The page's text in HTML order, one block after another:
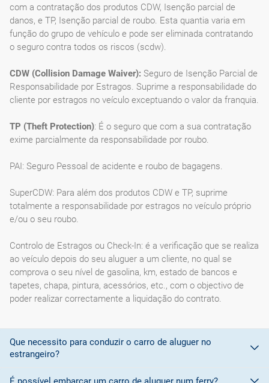
com a contratação dos produtos CDW, Isenção parcial de
danos, e TP, Isenção parcial de roubo. Esta quantia varia em
função do grupo de vehículo e pode ser eliminada contratando
o seguro contra todos os riscos (scdw).
CDW (Collision Damage Waiver): Seguro de Isenção Parcial de
Responsabilidade por Estragos. Suprime a responsabilidade do
cliente por estragos no veículo exceptuando o valor da franquia.
TP (Theft Protection): É o seguro que com a sua contratação
exime parcialmente da responsabilidade por roubo.
PAI: Seguro Pessoal de acidente e roubo de bagagens.
SuperCDW: Para além dos produtos CDW e TP, suprime
totalmente a responsabilidade por estragos no veículo próprio
e/ou o seu roubo.
Controlo de Estragos ou Check-In: é a verificação que se realiza
ao veículo depois do seu aluguer a um cliente, no qual se
comprova o seu nível de gasolina, km, estado de bancos e
tapetes, chapa, pintura, acessórios, etc., com o objectivo de
poder realizar correctamente a liquidação do contrato.
Que necessito para conduzir o carro de aluguer no
estrangeiro?